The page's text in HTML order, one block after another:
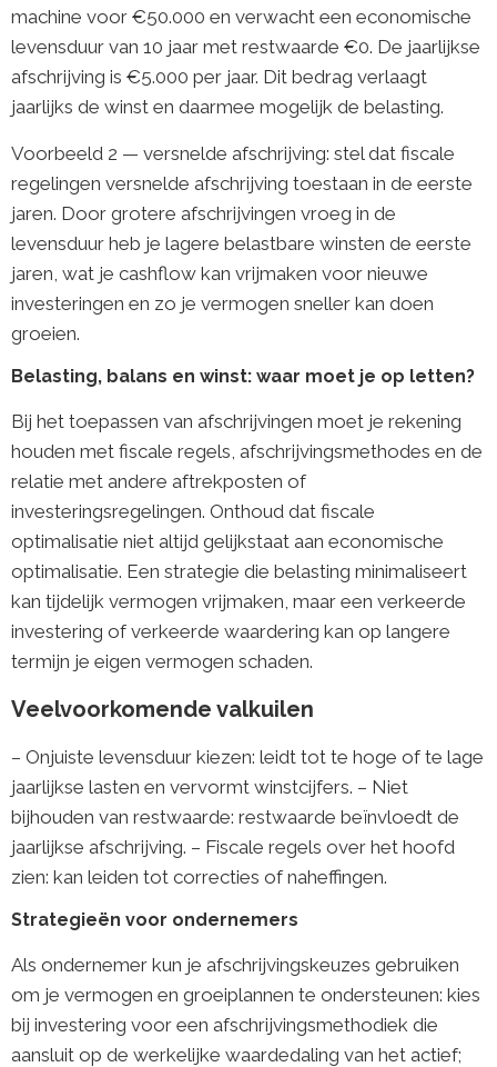
machine voor €50.000 en verwacht een economische
levensduur van 10 jaar met restwaarde €0. De jaarlijkse
afschrijving is €5.000 per jaar. Dit bedrag verlaagt
jaarlijks de winst en daarmee mogelijk de belasting.
Voorbeeld 2 — versnelde afschrijving: stel dat fiscale
regelingen versnelde afschrijving toestaan in de eerste
jaren. Door grotere afschrijvingen vroeg in de
levensduur heb je lagere belastbare winsten de eerste
jaren, wat je cashflow kan vrijmaken voor nieuwe
investeringen en zo je vermogen sneller kan doen
groeien.
Belasting, balans en winst: waar moet je op letten?
Bij het toepassen van afschrijvingen moet je rekening
houden met fiscale regels, afschrijvingsmethodes en de
relatie met andere aftrekposten of
investeringsregelingen. Onthoud dat fiscale
optimalisatie niet altijd gelijkstaat aan economische
optimalisatie. Een strategie die belasting minimaliseert
kan tijdelijk vermogen vrijmaken, maar een verkeerde
investering of verkeerde waardering kan op langere
termijn je eigen vermogen schaden.
Veelvoorkomende valkuilen
– Onjuiste levensduur kiezen: leidt tot te hoge of te lage
jaarlijkse lasten en vervormt winstcijfers. – Niet
bijhouden van restwaarde: restwaarde beïnvloedt de
jaarlijkse afschrijving. – Fiscale regels over het hoofd
zien: kan leiden tot correcties of naheffingen.
Strategieën voor ondernemers
Als ondernemer kun je afschrijvingskeuzes gebruiken
om je vermogen en groeiplannen te ondersteunen: kies
bij investering voor een afschrijvingsmethodiek die
aansluit op de werkelijke waardedaling van het actief;